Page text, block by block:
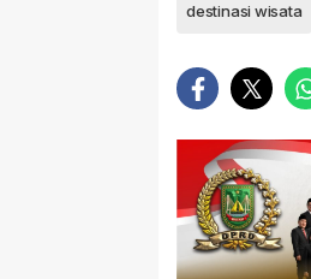
destinasi wisata